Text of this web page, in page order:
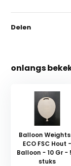
Delen
onlangs
Balloon
ECO FSC Hout -
Balloon - 10 Gr -
stuks